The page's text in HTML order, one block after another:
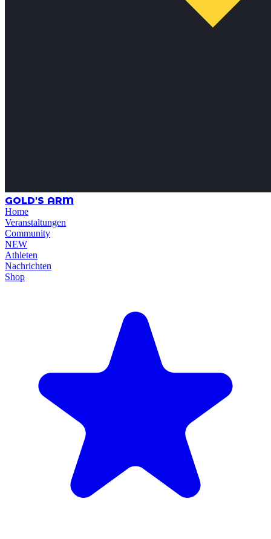
GOLD'S ARM
Home
Veranstaltungen
Community
NEW
Athleten
Nachrichten
Shop